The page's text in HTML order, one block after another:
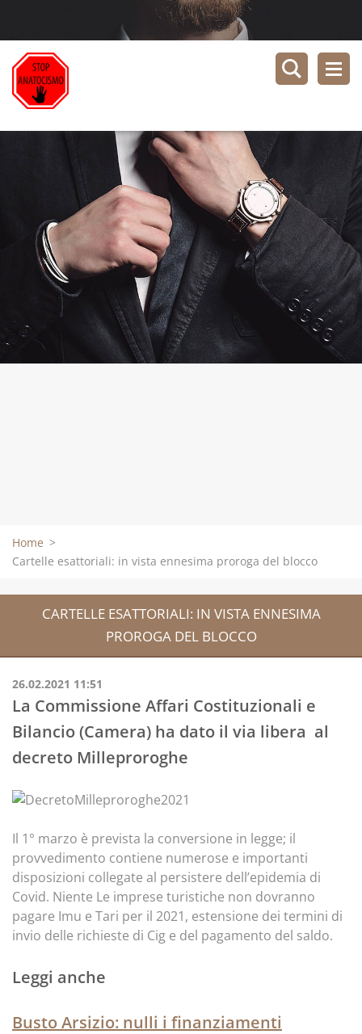
Home >
Cartelle esattoriali: in vista ennesima proroga del blocco
CARTELLE ESATTORIALI: IN VISTA ENNESIMA
PROROGA DEL BLOCCO
26.02.2021 11:51
La Commissione Affari Costituzionali e
Bilancio (Camera) ha dato il via libera al
decreto Milleproroghe
Il 1° marzo è prevista la conversione in legge; il
provvedimento contiene numerose e importanti
disposizioni collegate al persistere dell’epidemia di
Covid. Niente Le imprese turistiche non dovranno
pagare Imu e Tari per il 2021, estensione dei termini di
invio delle richieste di Cig e del pagamento del saldo.
Leggi anche
Busto Arsizio: nulli i finanziamenti